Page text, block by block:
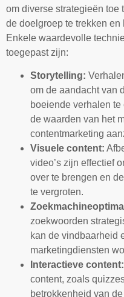
om diverse strategieën toe
de doelgroep te trekken
Enkele waardevolle
toegepast zijn:
Storytelling:
om de aandacht van
boeiende verhalen
de waarden van het
contentmarketing
Visuele content:
video’s zijn effectief
over te brengen en
te vergroten.
zoekwoorden
kan de vindbaarheid
marketingdiensten
Interactieve content:
content, zoals
betrokkenheid van